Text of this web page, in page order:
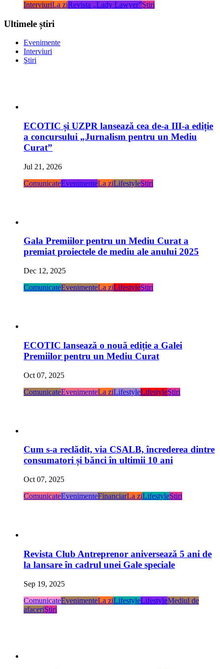
InterviuriLa ziRevista „Lady Lawyer”Ştiri
Ultimele știri
Evenimente
Interviuri
Ştiri
ECOTIC și UZPR lansează cea de-a III-a ediție
a concursului „Jurnalism pentru un Mediu
Curat”
Jul 21, 2026
ComunicateEvenimenteLa ziLifestyleŞtiri
Gala Premiilor pentru un Mediu Curat a
premiat proiectele de mediu ale anului 2025
Dec 12, 2025
ComunicateEvenimenteLa ziLifestyleŞtiri
ECOTIC lansează o nouă ediție a Galei
Premiilor pentru un Mediu Curat
Oct 07, 2025
ComunicateEvenimenteLa ziLifestyleLifestyleŞtiri
Cum s-a reclădit, via CSALB, încrederea dintre
consumatori și bănci în ultimii 10 ani
Oct 07, 2025
ComunicateEvenimenteFinanciarLa ziLifestyleŞtiri
Revista Club Antreprenor aniversează 5 ani de
la lansare în cadrul unei Gale speciale
Sep 19, 2025
ComunicateEvenimenteLa ziLifestyleLifestyleMediul de
afaceriŞtiri